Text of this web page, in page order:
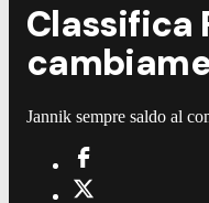
Classifica
Jannik sempre saldo al